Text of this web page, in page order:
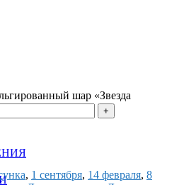
шар «Звезда
, 1 сентября, 14 февраля, 8